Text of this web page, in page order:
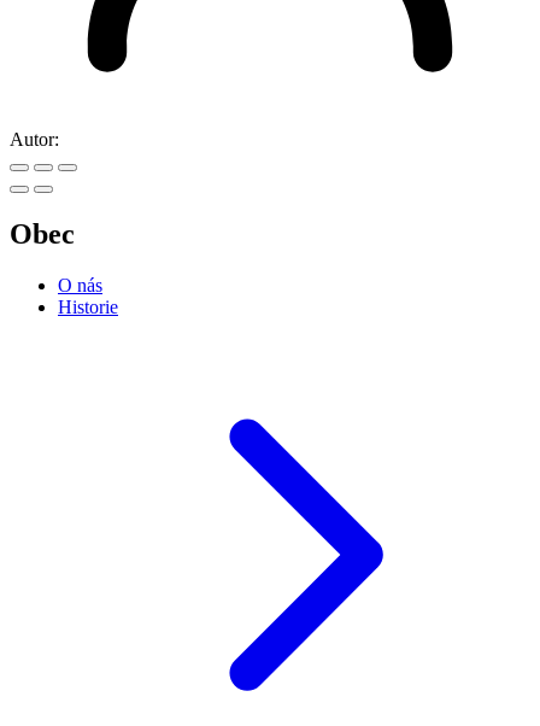
Autor:
Obec
O nás
Historie